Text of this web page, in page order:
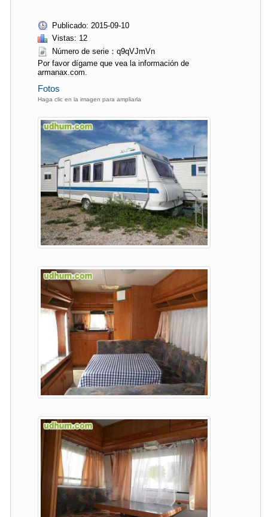
Publicado: 2015-09-10
Vistas: 12
Número de serie：q9qVJmVn
Por favor dígame que vea la información de
armanax.com.
Fotos
Haga clic en la imagen para ampliarla